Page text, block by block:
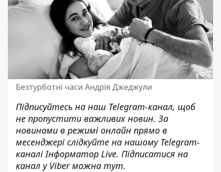
Безтурботні часи Андрія Джеджули
Підписуйтесь на наш Telegram-канал, щоб
не пропустити важливих новин. За
новинами в режимі онлайн прямо в
месенджері слідкуйте на нашому Telegram-
каналі Інформатор Live. Підписатися на
канал у Viber можна тут.